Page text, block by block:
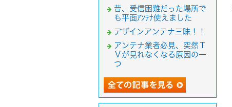
昔、受信困難だった場所で
も平面ｱﾝﾃﾅ使えました
デザインアンテナ三昧！！
アンテナ業者必見、突然Ｔ
Ｖが見れなくなる原因の一
つ